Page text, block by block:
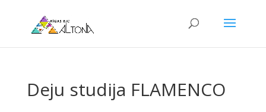
Deju studija FLAMENCO